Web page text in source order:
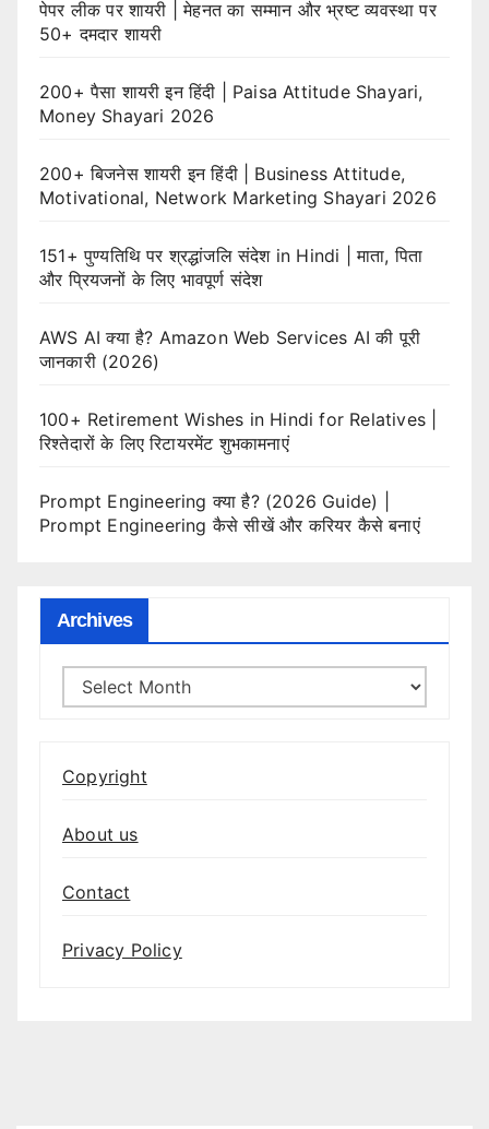
पेपर लीक पर शायरी | मेहनत का सम्मान और भ्रष्ट व्यवस्था पर
50+ दमदार शायरी
200+ पैसा शायरी इन हिंदी | Paisa Attitude Shayari,
Money Shayari 2026
200+ बिजनेस शायरी इन हिंदी | Business Attitude,
Motivational, Network Marketing Shayari 2026
151+ पुण्यतिथि पर श्रद्धांजलि संदेश in Hindi | माता, पिता
और प्रियजनों के लिए भावपूर्ण संदेश
AWS AI क्या है? Amazon Web Services AI की पूरी
जानकारी (2026)
100+ Retirement Wishes in Hindi for Relatives |
रिश्तेदारों के लिए रिटायरमेंट शुभकामनाएं
Prompt Engineering क्या है? (2026 Guide) |
Prompt Engineering कैसे सीखें और करियर कैसे बनाएं
Archives
Archives
Copyright
About us
Contact
Privacy Policy